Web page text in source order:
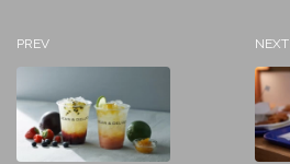
PREV NEXT